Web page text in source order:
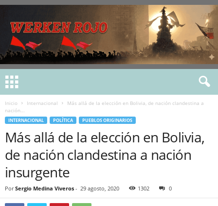
Inicio Internacional
Más allá de la elección en Bolivia, de nación clandestina a
nación...
INTERNACIONAL POLÍTICA PUEBLOS ORIGINARIOS
Más allá de la elección en Bolivia,
de nación clandestina a nación
insurgente
Por Sergio Medina Viveros - 29 agosto, 2020 1302 0